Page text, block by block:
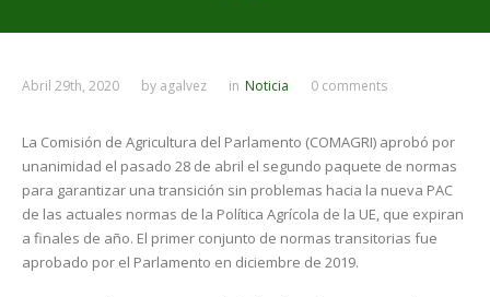
Abril 29th, 2020 by agalvez in Noticia 0 comments
La Comisión de Agricultura del Parlamento (COMAGRI) aprobó por
unanimidad el pasado 28 de abril el segundo paquete de normas
para garantizar una transición sin problemas hacia la nueva PAC
de las actuales normas de la Política Agrícola de la UE, que expiran
a finales de año. El primer conjunto de normas transitorias fue
aprobado por el Parlamento en diciembre de 2019.